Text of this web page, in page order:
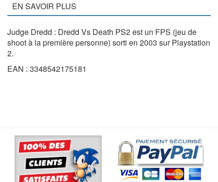
EN SAVOIR PLUS
Judge Dredd : Dredd Vs Death PS2 est un FPS (jeu de
shoot à la première personne) sorti en 2003 sur Playstation
2.
EAN : 3348542175181